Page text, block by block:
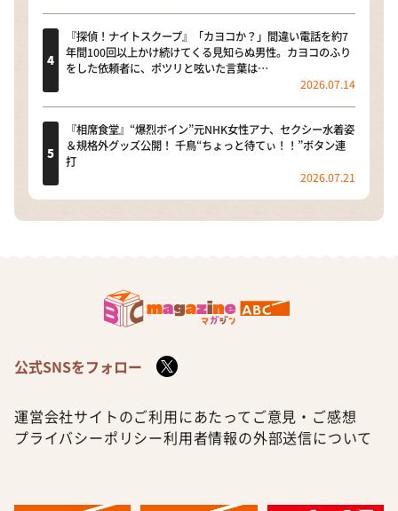
『探偵！ナイトスクープ』「カヨコか？」間違い電話を約7
年間100回以上かけ続けてくる見知らぬ男性。カヨコのふり
をした依頼者に、ポツリと呟いた言葉は…
2026.07.14
『相席食堂』“爆烈ボイン”元NHK女性アナ、セクシー水着姿
＆規格外グッズ公開！ 千鳥“ちょっと待てぃ！！”ボタン連
打
2026.07.21
公式SNSをフォロー
運営会社サイトのご利用にあたって ご意見・ご感想
プライバシーポリシー利用者情報の外部送信について